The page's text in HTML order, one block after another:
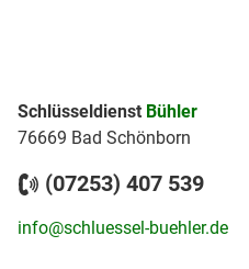
Schlüsseldienst Bühler
76669 Bad Schönborn
(07253) 407 539
info@schluessel-buehler.de